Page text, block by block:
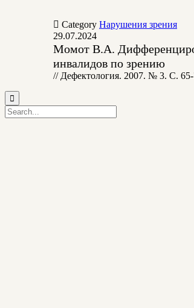
 Category Нарушения зрения
29.07.2024
Момот В.А.
инвалидов по зрению
// Дефектология. 2007. № 3. С.
